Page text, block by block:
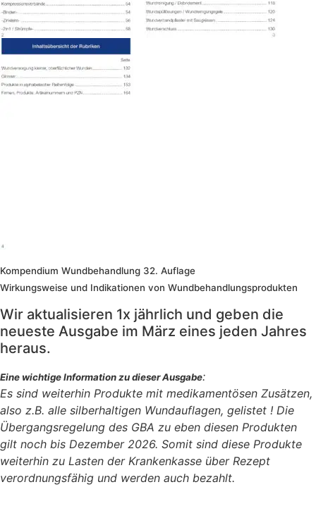
Kompendium Wundbehandlung 32. Auflage
Wirkungsweise und Indikationen von Wundbehandlungsprodukten
Wir aktualisieren 1x jährlich und geben die
neueste Ausgabe im März eines jeden Jahres
heraus.
Eine wichtige Information zu dieser Ausgabe:
Es sind weiterhin Produkte mit medikamentösen Zusätzen,
also z.B. alle silberhaltigen Wundauflagen, gelistet ! Die
Übergangsregelung des GBA zu eben diesen Produkten
gilt noch bis Dezember 2026. Somit sind diese Produkte
weiterhin zu Lasten der Krankenkasse über Rezept
verordnungsfähig und werden auch bezahlt.